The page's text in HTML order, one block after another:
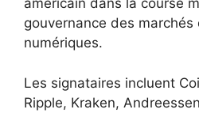
américain dans la course
gouvernance des marchés
numériques.
Les signataires incluent
Ripple, Kraken,